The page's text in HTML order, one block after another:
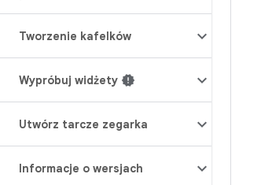
Tworzenie kafelków
Wypróbuj widżety
Utwórz tarcze zegarka
Informacje o wersjach